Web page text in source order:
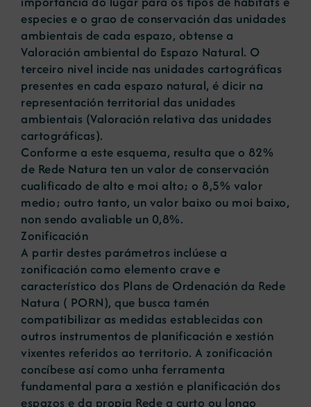
especies e o grao de conservación das unidades
ambientais de cada espazo, obtense a
Valoración ambiental do Espazo Natural. O
terceiro nivel incide nas unidades cartográficas
presentes en cada espazo natural, é dicir na
representación territorial das unidades
ambientais (Valoración relativa das unidades
cartográficas).
Conforme a este esquema, resulta que o 82%
de Rede Natura ten un valor de conservación
cualificado de alto e moi alto; o 8,5% valor
medio; outro tanto, un valor baixo ou moi baixo,
non sendo avaliable un 0,8%.
Zonificación
A partir destes parámetros inclúese a
zonificación como elemento crave e
característico dos Plans de Ordenación da Rede
Natura ( PORN), que busca tamén
compatibilizar as medidas establecidas con
outros instrumentos de planificación e xestión
vixentes referidos ao territorio. A zonificación
concíbese así como unha ferramenta
fundamental para a xestión e planificación dos
espazos e da propia Rede a curto ou longo